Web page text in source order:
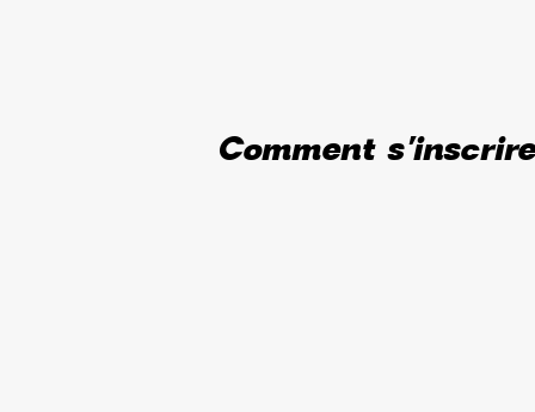
Comment